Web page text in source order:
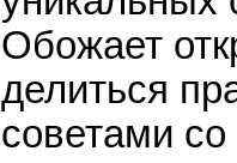
Обожает
делиться
советами